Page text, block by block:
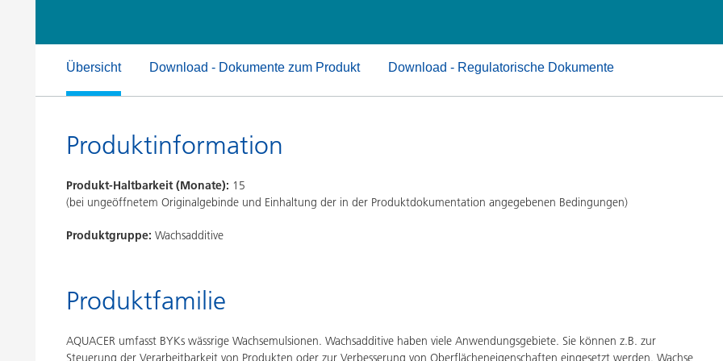
Übersicht Download - Dokumente zum Produkt Download - Regulatorische Dokumente
Produktinformation
Produkt-Haltbarkeit (Monate): 15
(bei ungeöffnetem Originalgebinde und Einhaltung der in der Produktdokumentation angegebenen Bedingungen)
Produktgruppe: Wachsadditive
Produktfamilie
AQUACER umfasst BYKs wässrige Wachsemulsionen. Wachsadditive haben viele Anwendungsgebiete. Sie können z.B. zur
Steuerung der Verarbeitbarkeit von Produkten oder zur Verbesserung von Oberflächeneigenschaften eingesetzt werden. Wachse